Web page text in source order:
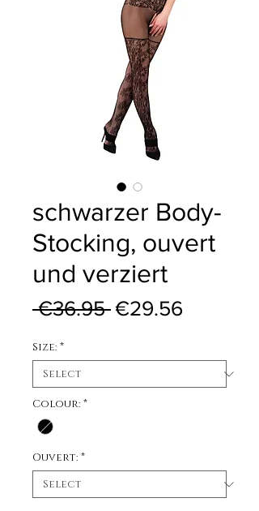
schwarzer Body-
Stocking, ouvert
und verziert
€36.95 Regular Price
€29.56
Size: *
Colour: *
Ouvert: *